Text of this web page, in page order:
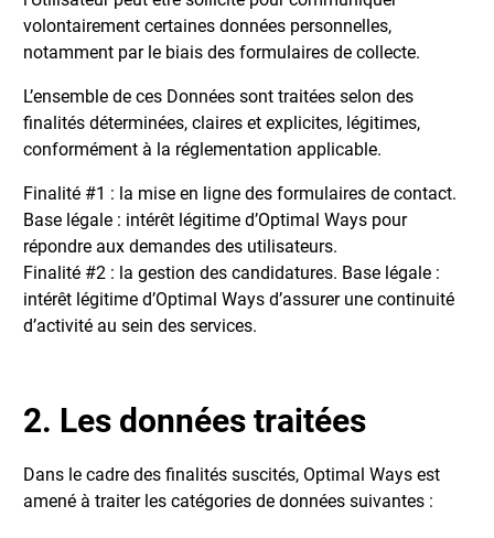
volontairement certaines données personnelles,
notamment par le biais des formulaires de collecte.
L’ensemble de ces Données sont traitées selon des
finalités déterminées, claires et explicites, légitimes,
conformément à la réglementation applicable.
Finalité #1 : la mise en ligne des formulaires de contact.
Base légale : intérêt légitime d’Optimal Ways pour
répondre aux demandes des utilisateurs.
Finalité #2 : la gestion des candidatures. Base légale :
intérêt légitime d’Optimal Ways d’assurer une continuité
d’activité au sein des services.
2. Les données traitées
Dans le cadre des finalités suscités, Optimal Ways est
amené à traiter les catégories de données suivantes :